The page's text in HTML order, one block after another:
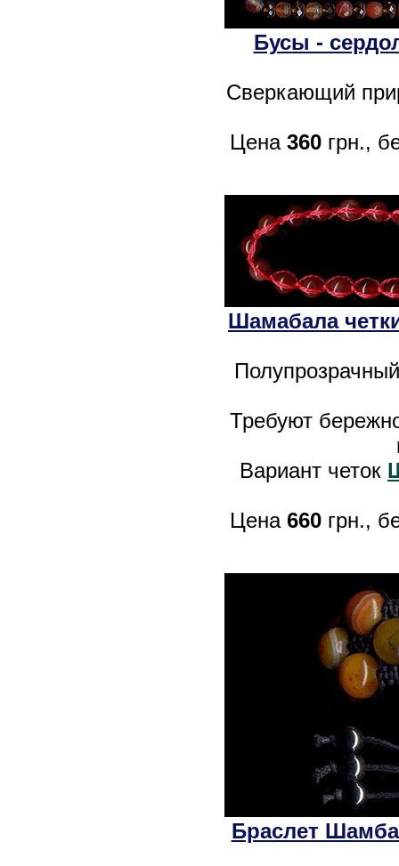
Бусы -
Сверкающий
Цена 360грн.,
Шамабала
Требуют
Вариант четок
Цена 660грн.,
Браслет